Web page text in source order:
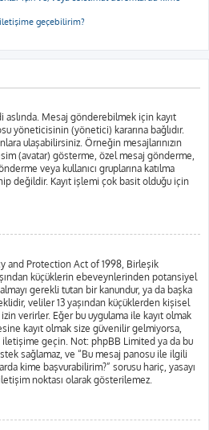
geçebilirim?
aslında. Mesaj gönderebilmek için kayıt
yöneticisinin (yönetici) kararına bağlıdır.
ulaşabilirsiniz. Örneğin mesajlarınızın
(avatar) gösterme, özel mesaj gönderme,
veya kullanıcı gruplarına katılma
değildir. Kayıt işlemi çok basit olduğu için
and Protection Act of 1998, Birleşik
küçüklerin ebeveynlerinden potansiyel
gerekli tutan bir kanundur, ya da başka
veliler 13 yaşından küçüklerden kişisel
verirler. Eğer bu uygulama ile kayıt olmak
kayıt olmak size güvenilir gelmiyorsa,
iletişime geçin. Not: phpBB Limited ya da bu
sağlamaz, ve “Bu mesaj panosu ile ilgili
kime başvurabilirim?” sorusu hariç, yasayı
noktası olarak gösterilemez.